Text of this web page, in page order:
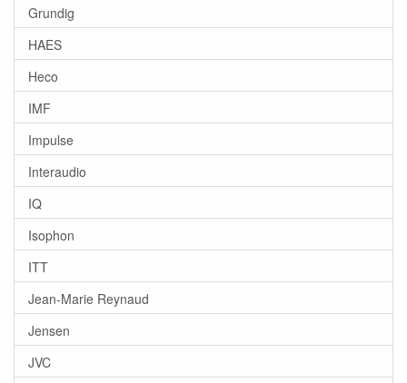
Grundig
HAES
Heco
IMF
Impulse
Interaudio
IQ
Isophon
ITT
Jean-Marie Reynaud
Jensen
JVC